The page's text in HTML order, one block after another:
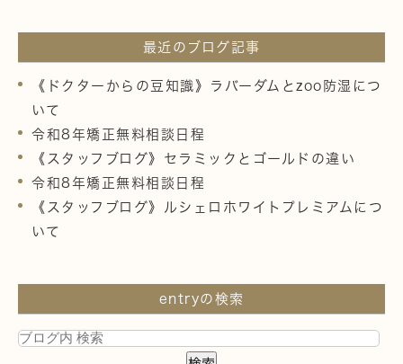
最近のブログ記事
《ドクターからの豆知識》ラバーダムとzoo防湿につ
いて
令和8年矯正無料相談日程
《スタッフブログ》セラミックとゴールドの違い
令和8年矯正無料相談日程
《スタッフブログ》ルシェロホワイトプレミアムにつ
いて
entryの検索